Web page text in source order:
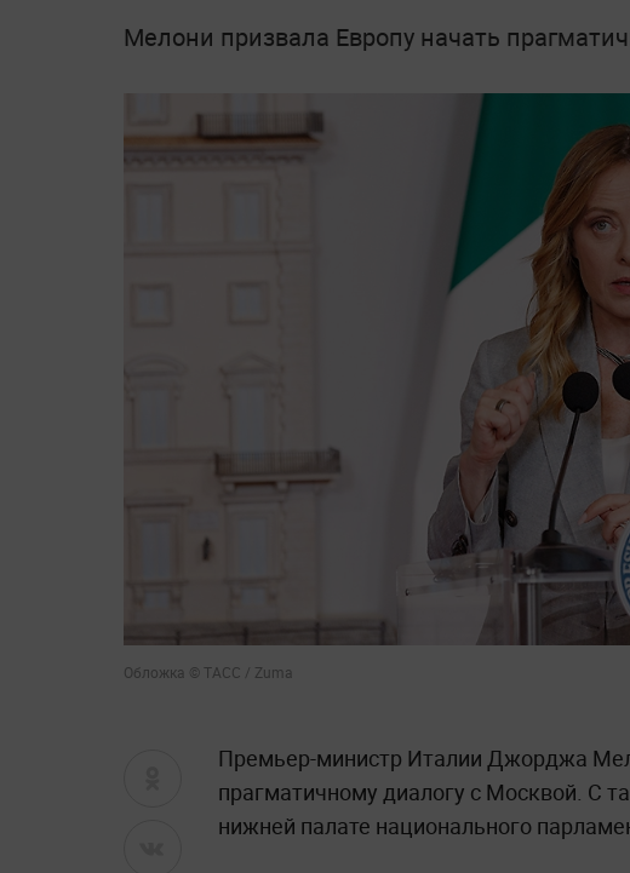
Мелони призвала Европу начать
Обложка © ТАСС / Zuma
Премьер-министр Италии Джорджа
прагматичному диалогу с Москвой. С
нижней палате национального